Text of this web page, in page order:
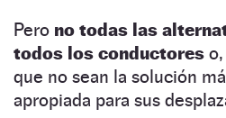
Pero no todas las
todos los conductores
que no sean la solución
apropiada para sus